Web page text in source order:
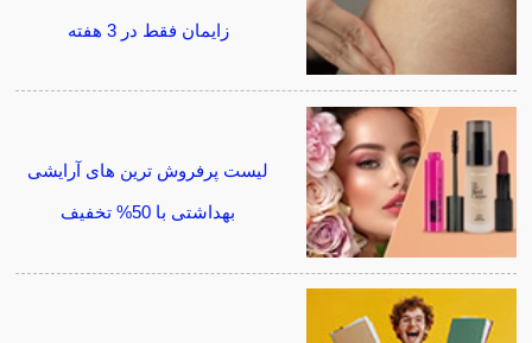
زایمان فقط در 3 هفته
لیست پرفروش ترین های آرایشی
بهداشتی با 50% تخفیف